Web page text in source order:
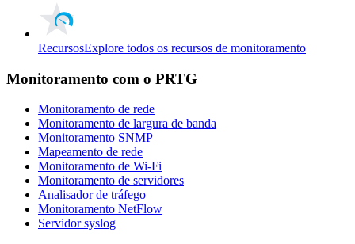
RecursosExplore todos os recursos de monitoramento
Monitoramento com o PRTG
Monitoramento de rede
Monitoramento de largura de banda
Monitoramento SNMP
Mapeamento de rede
Monitoramento de Wi-Fi
Monitoramento de servidores
Analisador de tráfego
Monitoramento NetFlow
Servidor syslog